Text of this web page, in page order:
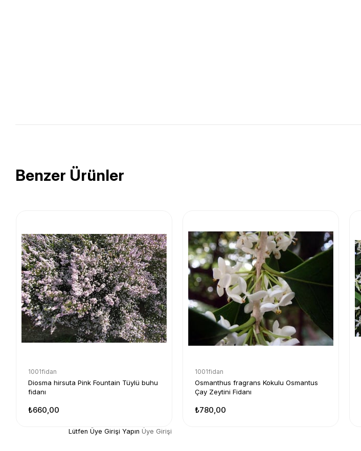
Benzer Ürünler
1001fidan
Diosma hirsuta Pink Fountain Tüylü buhu
fidanı
₺660,00
1001fidan
Osmanthus fragrans Kokulu Osmantus
Çay Zeytini Fidanı
₺780,00
Lütfen Üye Girişi Yapın Üye Girişi